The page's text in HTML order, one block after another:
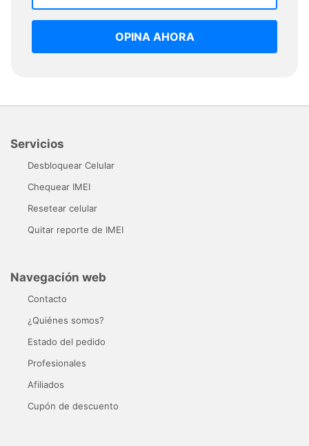
OPINA AHORA
Servicios
Desbloquear Celular
Chequear IMEI
Resetear celular
Quitar reporte de IMEI
Navegación web
Contacto
¿Quiénes somos?
Estado del pedido
Profesionales
Afiliados
Cupón de descuento